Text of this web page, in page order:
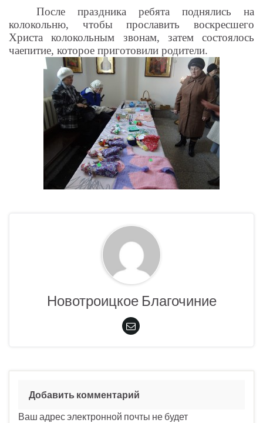
После праздника ребята поднялись на
колокольню, чтобы прославить воскресшего
Христа колокольным звонам, затем состоялось
чаепитие, которое приготовили родители.
Новотроицкое Благочиние
Добавить комментарий
Ваш адрес электронной почты не будет